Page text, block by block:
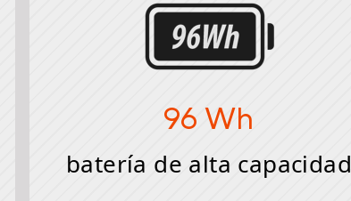
96 Wh
batería de alta capacidad